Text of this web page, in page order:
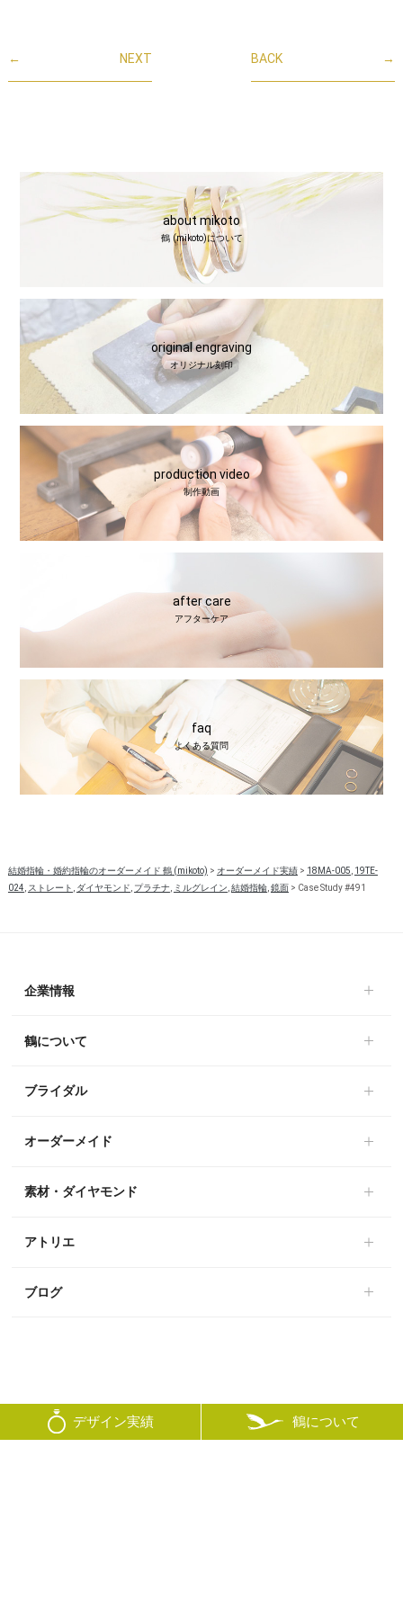
デザイン実績 鶴について
← NEXT →
BACK
about mikoto
鶴 (mikoto)について
original engraving
オリジナル刻印
production video
制作動画
after care
アフターケア
faq
よくある質問
結婚指輪・婚約指輪のオーダーメイド 鶴 (mikoto) > オーダーメイド実績> 18MA-005, 19TE-
024, ストレート , ダイヤモンド, プラチナ, ミルグレイン,結婚指輪,鏡面 > Case Study #491
企業情報
鶴について
ブライダル
オーダーメイド
素材・ダイヤモンド
アトリエ
ブログ